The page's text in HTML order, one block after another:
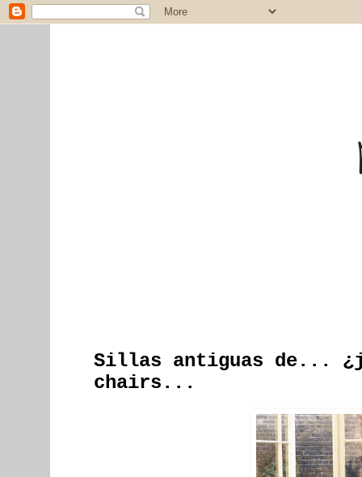
Sillas antiguas de...
chairs...